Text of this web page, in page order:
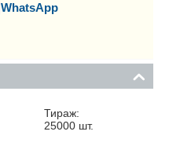
WhatsApp
Тираж:
25000 шт.